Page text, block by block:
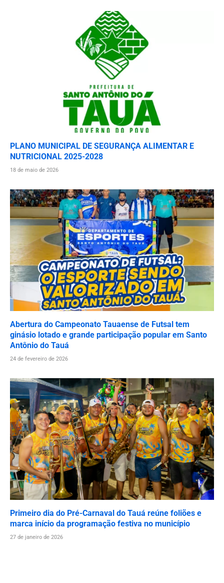
PLANO MUNICIPAL DE SEGURANÇA ALIMENTAR E
NUTRICIONAL 2025-2028
18 de maio de 2026
Abertura do Campeonato Tauaense de Futsal tem
ginásio lotado e grande participação popular em Santo
Antônio do Tauá
24 de fevereiro de 2026
Primeiro dia do Pré-Carnaval do Tauá reúne foliões e
marca início da programação festiva no município
27 de janeiro de 2026